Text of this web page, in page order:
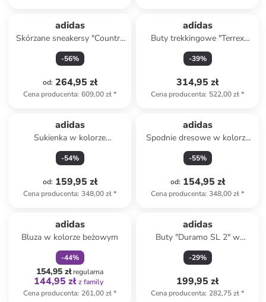
adidas
Skórzane sneakersy "Country
Japan" w kolorze srebrnym
-56%
od: 264,95 zł
Cena producenta: 609,00 zł*
adidas
Buty trekkingowe "Terrex
Trailmaker 2 GTX" w kolorze
szarym
-39%
314,95 zł
Cena producenta: 522,00 zł*
adidas
Sukienka w kolorze
granatowym
-54%
od: 159,95 zł
Cena producenta: 348,00 zł*
adidas
Spodnie dresowe w kolorze
czarnym
-55%
od: 154,95 zł
Cena producenta: 348,00 zł*
adidas
Bluza w kolorze beżowym
-44%
154,95 złregularna
144,95 zł z family
Cena producenta: 261,00 zł*
adidas
Buty "Duramo SL 2" w
kolorze fioletowym do
biegania
-29%
199,95 zł
Cena producenta: 282,75 zł*